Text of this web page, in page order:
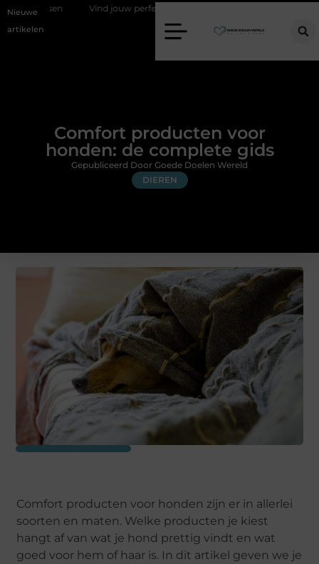
Nieuwe
artikelen
Vind jouw perfecte AC Milan merchandise
Comfort producten voor
honden: de complete gids
DIEREN
Gepubliceerd Door Goede Doelen Wereld
Comfort producten voor honden zijn er in allerlei
soorten en maten. Welke producten je kiest
hangt af van wat je hond prettig vindt en wat
goed voor hem of haar is. In dit artikel geven we je